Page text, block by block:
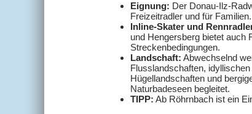
Eignung: Der Donau-Ilz-
Freizeitradler und für Familien.
Inline-Skater und
und Hengersberg bietet auch
Streckenbedingungen.
Landschaft: Abwechselnd
Flusslandschaften,
Hügellandschaften und
Naturbadeseen begleitet.
TIPP: Ab Röhrnbach ist ein